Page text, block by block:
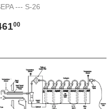
--- S-26
00$461.00